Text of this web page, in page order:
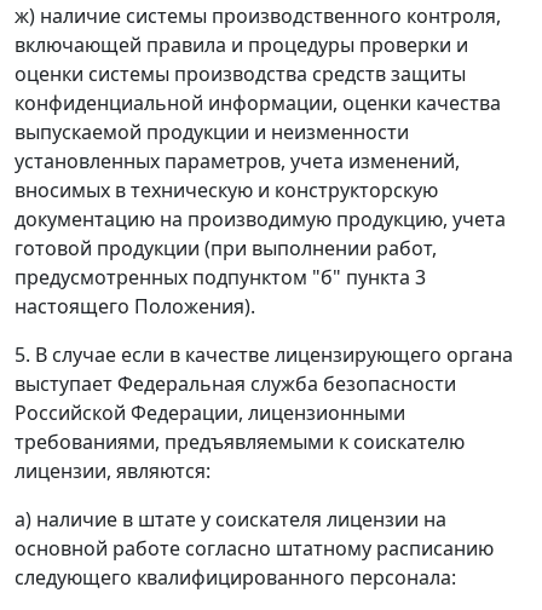
ж) наличие системы производственного контроля,
включающей правила и процедуры проверки и
оценки системы производства средств защиты
конфиденциальной информации, оценки качества
выпускаемой продукции и неизменности
установленных параметров, учета изменений,
вносимых в техническую и конструкторскую
документацию на производимую продукцию, учета
готовой продукции (при выполнении работ,
предусмотренных подпунктом "б" пункта 3
настоящего Положения).
5. В случае если в качестве лицензирующего органа
выступает Федеральная служба безопасности
Российской Федерации, лицензионными
требованиями, предъявляемыми к соискателю
лицензии, являются:
а) наличие в штате у соискателя лицензии на
основной работе согласно штатному расписанию
следующего квалифицированного персонала: